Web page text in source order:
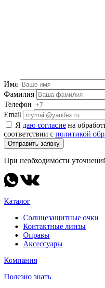
Имя
Фамилия
Телефон
Email
Я даю согласие на
соответствии с политикой
Отправить заявку
При необходимости
Каталог
Солнцезащитные очки
Контактные линзы
Оправы
Аксессуары
Компания
Полезно знать